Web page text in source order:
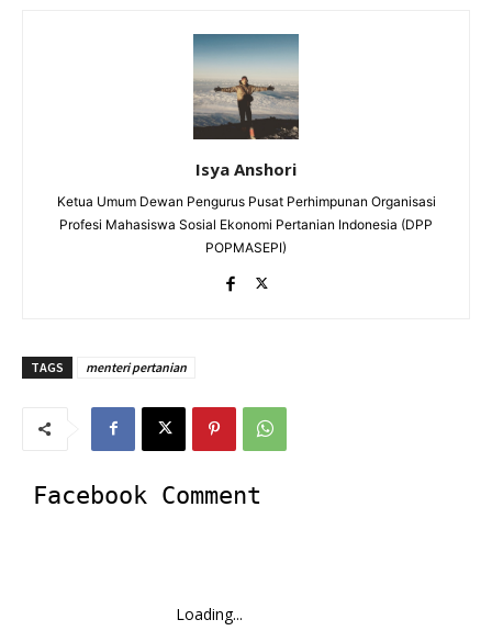
Isya Anshori
Ketua Umum Dewan Pengurus Pusat Perhimpunan Organisasi
Profesi Mahasiswa Sosial Ekonomi Pertanian Indonesia (DPP
POPMASEPI)
TAGS menteri pertanian
Facebook Comment
Loading...